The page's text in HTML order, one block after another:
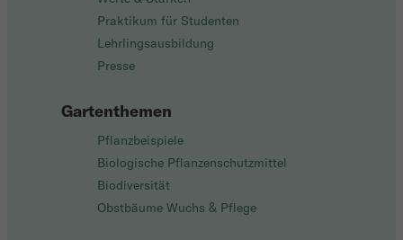
Praktikum für Studenten
Lehrlingsausbildung
Presse
Gartenthemen
Pflanzbeispiele
Biologische Pflanzenschutzmittel
Biodiversität
Obstbäume Wuchs & Pflege